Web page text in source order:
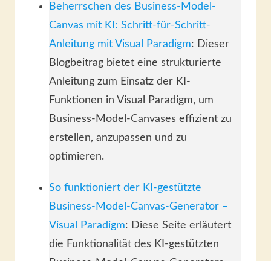
Beherrschen des Business-Model-
Canvas mit KI: Schritt-für-Schritt-
Anleitung mit Visual Paradigm: Dieser
Blogbeitrag bietet eine strukturierte
Anleitung zum Einsatz der KI-
Funktionen in Visual Paradigm, um
Business-Model-Canvases effizient zu
erstellen, anzupassen und zu
optimieren.
So funktioniert der KI-gestützte
Business-Model-Canvas-Generator –
Visual Paradigm: Diese Seite erläutert
die Funktionalität des KI-gestützten